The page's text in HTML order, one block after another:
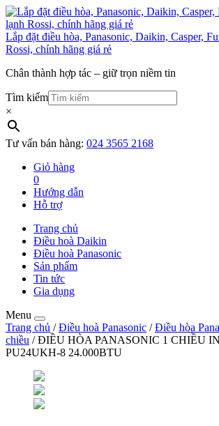
Lắp đặt điều hòa, Panasonic, Daikin, Casper,
Rossi, chính hãng giá rẻ
Chân thành hợp tác – giữ trọn niềm tin
Tìm kiếm
×
Tư vấn bán hàng: 024 3565 2168
Giỏ hàng
0
Hướng dẫn
Hỗ trợ
Trang chủ
Điều hoà Daikin
Điều hoà Panasonic
Sản phẩm
Tin tức
Gia dụng
Menu
Trang chủ /Điều hoà Panasonic /Điều hòa
chiều / ĐIỀU HÒA PANASONIC 1 CHIỀU
PU24UKH-8 24.000BTU